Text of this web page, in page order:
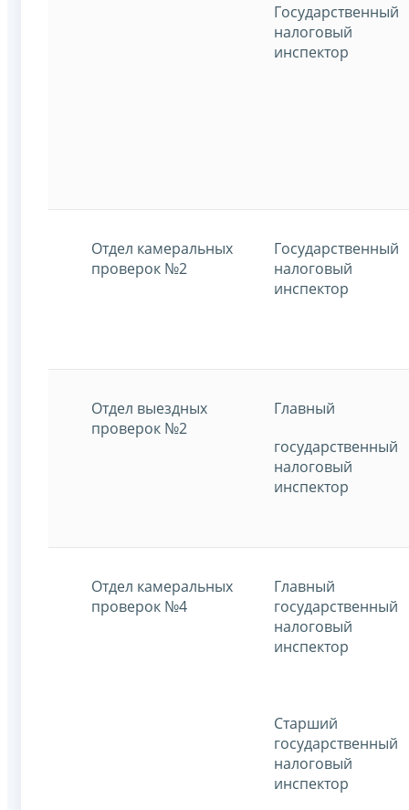
Государственный
налоговый
инспектор
Отдел камеральных
проверок №2
Государственный
налоговый
инспектор
Отдел выездных
проверок №2
Главный
государственный
налоговый
инспектор
Отдел камеральных
проверок №4
Главный
государственный
налоговый
инспектор
Старший
государственный
налоговый
инспектор